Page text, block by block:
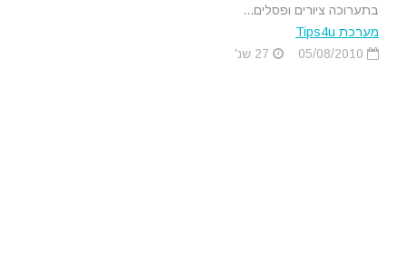
בתערוכה ציורים ופסלים...
מערכת Tips4u